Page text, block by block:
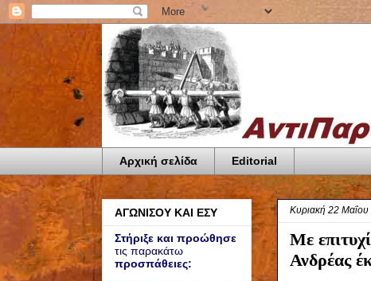
Αρχική σελίδα Editorial
Κυριακή 22 Μαΐου
Με
Ανδρέας
ΑΓΩΝΙΣΟΥ ΚΑΙ ΕΣΥ
Στήριξε και προώθησε
τις παρακάτω
προσπάθειες: